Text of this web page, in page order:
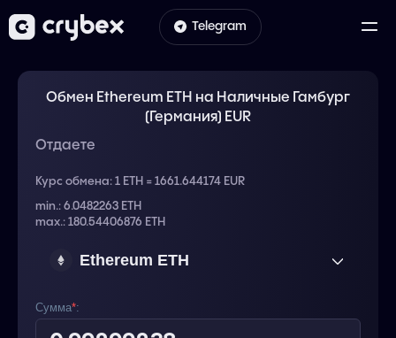
Telegram
Обмен Ethereum ETH на Наличные Гамбург
(Германия) EUR
Отдаете
Курс обмена: 1 ETH = 1661.644174 EUR
min.: 6.0482263 ETH
max.: 180.54406876 ETH
Ethereum ETH
Сумма*: